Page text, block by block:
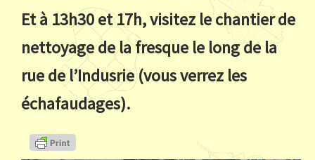
Et à 13h30 et 17h, visitez le chantier de
nettoyage de la fresque le long de la
rue de l’Indusrie (vous verrez les
échafaudages).